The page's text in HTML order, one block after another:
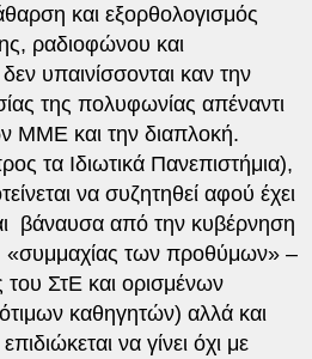
και εξορθολογισμός
ραδιοφώνου και
υπαινίσσονται καν την
της πολυφωνίας απέναντι
ΜΜΕ και την διαπλοκή.
τα Ιδιωτικά Πανεπιστήμια),
να συζητηθεί αφού έχει
βάναυσα από την κυβέρνηση
«συμμαχίας των προθύμων» –
του ΣτΕ και ορισμένων
καθηγητών) αλλά και
να γίνει όχι με